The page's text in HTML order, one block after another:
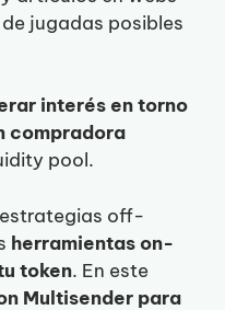
jugadas posibles
interés en torno
compradora
pool.
off-
herramientas on-
token. En este
Multisender para